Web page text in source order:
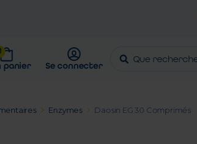
panier Se connecter
Enzymes Daosin EG 30 Comprimés